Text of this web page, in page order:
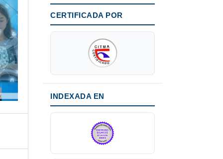
CERTIFICADA POR
INDEXADA EN